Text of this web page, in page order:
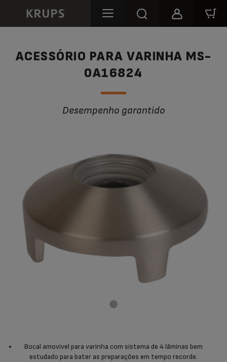
ACESSÓRIO PARA VARINHA MS-
0A16824
Desempenho garantido
Bocal amovível para varinha com sistema de 4 lâminas bem
estudado para bater as preparações em tempo recorde.